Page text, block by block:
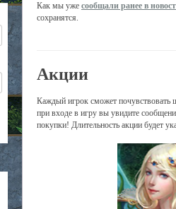
Как мы уже сообщали ранее в
сохранятся.
Акции
Каждый игрок сможет почувствовать
при входе в игру вы увидите
покупки! Длительность акции будет